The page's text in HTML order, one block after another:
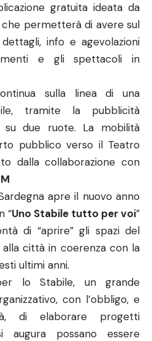
gratuita ideata da
che permetterà di avere sul
info e agevolazioni
e gli spettacoli in
sulla linea di una
tramite la pubblicità
due ruote. La mobilità
pubblico verso il Teatro
dalla collaborazione con
apre il nuovo anno
“Uno Stabile tutto per voi”
di “aprire” gli spazi del
città in coerenza con la
ultimi anni.
lo Stabile, un grande
con l’obbligo, e
di elaborare progetti
possano essere